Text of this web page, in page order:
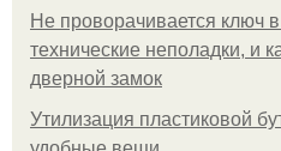
Не проворачивается ключ
технические неполадки, и
дверной замок
Утилизация пластиковой